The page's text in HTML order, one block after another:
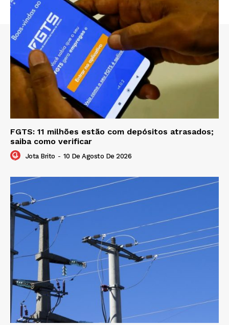
FGTS: 11 milhões estão com depósitos atrasados;
saiba como verificar
Jota Brito - 10 De Agosto De 2026